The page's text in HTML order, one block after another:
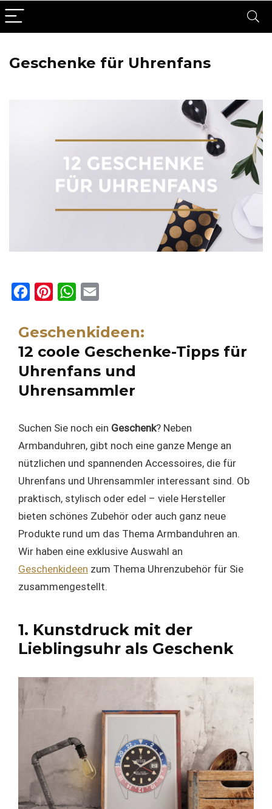
Geschenke für Uhrenfans
c
e
b
o
n
t
W
a
t
a
i
Geschenkideen:
12 coole Geschenke-Tipps für
Uhrenfans und
Uhrensammler
Suchen Sie noch ein Geschenk? Neben
Armbanduhren, gibt noch eine ganze Menge an
nützlichen und spannenden Accessoires, die für
Uhrenfans und Uhrensammler interessant sind. Ob
praktisch, stylisch oder edel – viele Hersteller
bieten schönes Zubehör oder auch ganz neue
Produkte rund um das Thema Armbanduhren an.
Wir haben eine exklusive Auswahl an
Geschenkideen zum Thema Uhrenzubehör für Sie
zusammengestellt.
1. Kunstdruck mit der
Lieblingsuhr als Geschenk